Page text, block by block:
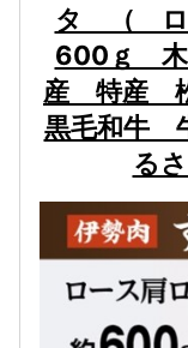
タ （ ロ
600ｇ 木
産 特産
黒毛和牛
る